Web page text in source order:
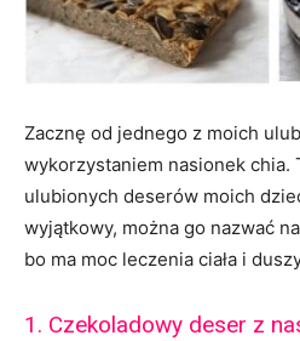
Zacznę od jednego z moich
wykorzystaniem nasionek chia.
ulubionych deserów moich
wyjątkowy, można go nazwać
bo ma moc leczenia ciała i
1. Czekoladowy deser z